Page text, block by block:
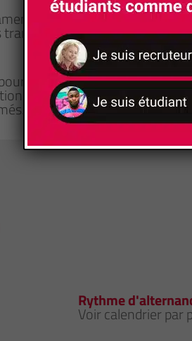
réalisation du service
industrielles
que nos formations soient
un handicap fera
Rythme
Voir calendrier par